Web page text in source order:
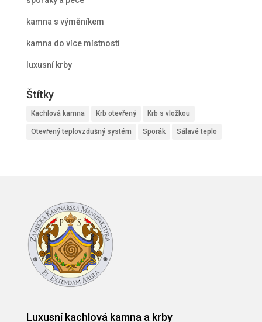
kamna s výměníkem
kamna do více místností
luxusní krby
Štítky
Kachlová kamna Krb otevřený Krb s vložkou
Otevřený teplovzdušný systém Sporák Sálavé teplo
Luxusní kachlová kamna a krby